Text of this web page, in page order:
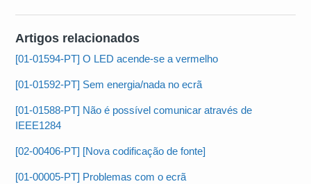
Artigos relacionados
[01-01594-PT] O LED acende-se a vermelho
[01-01592-PT] Sem energia/nada no ecrã
[01-01588-PT] Não é possível comunicar através de
IEEE1284
[02-00406-PT] [Nova codificação de fonte]
[01-00005-PT] Problemas com o ecrã